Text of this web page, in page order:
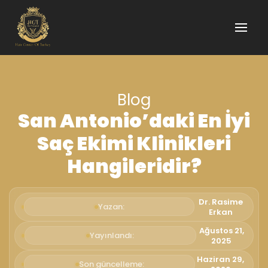
Blog
San Antonio’daki En İyi
Saç Ekimi Klinikleri
Hangileridir?
Yazan:
Dr. Rasime
Erkan
Yayınlandı:
Ağustos 21,
2025
Son güncelleme:
Haziran 29,